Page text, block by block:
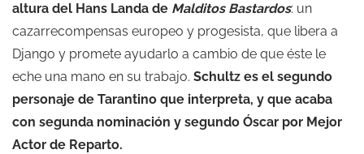
altura del Hans Landa de Malditos Bastardos: un
cazarrecompensas europeo y progesista, que libera a
Django y promete ayudarlo a cambio de que éste le
eche una mano en su trabajo. Schultz es el segundo
personaje de Tarantino que interpreta, y que acaba
con segunda nominación y segundo Óscar por Mejor
Actor de Reparto.